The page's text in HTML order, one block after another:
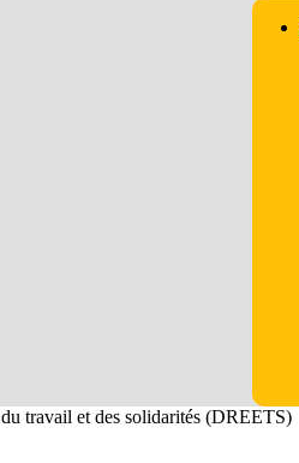
travail et des solidarités (DREETS)